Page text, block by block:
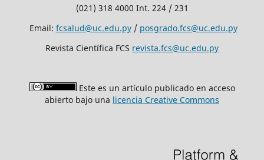
(021) 318 4000 Int. 224 / 231
Email: fcsalud@uc.edu.py/ posgrado.fcs@uc.edu.py
Revista Científica FCS revista.fcs@uc.edu.py
Este es un artículo publicado en acceso
abierto bajo una licencia Creative Commons